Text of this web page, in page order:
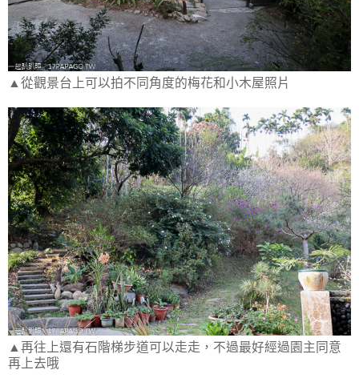
▲從觀景台上可以拍不同角度的梅花和小木屋照片
▲再往上還有石階梯步道可以走走，不過最好經過園主同意
再上去哦